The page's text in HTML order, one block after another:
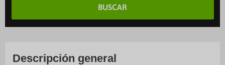
BUSCAR
Descripción general